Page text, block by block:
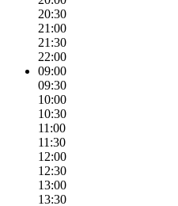
20:30
21:00
21:30
22:00
09:00
09:30
10:00
10:30
11:00
11:30
12:00
12:30
13:00
13:30